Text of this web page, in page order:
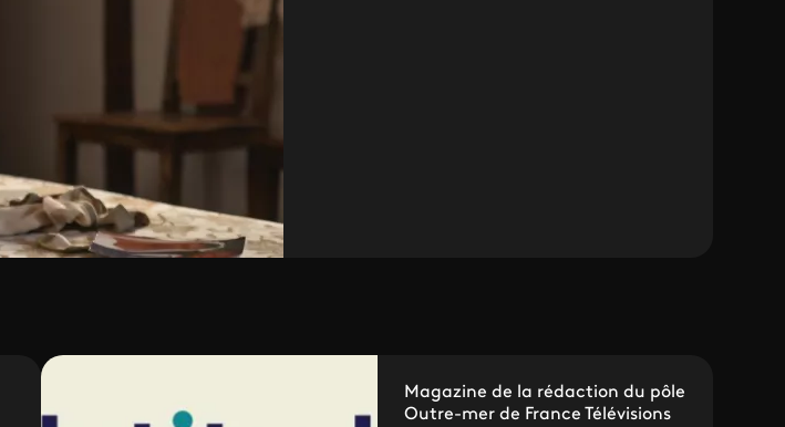
Magazine de la rédaction du pôle
Outre-mer de France Télévisions